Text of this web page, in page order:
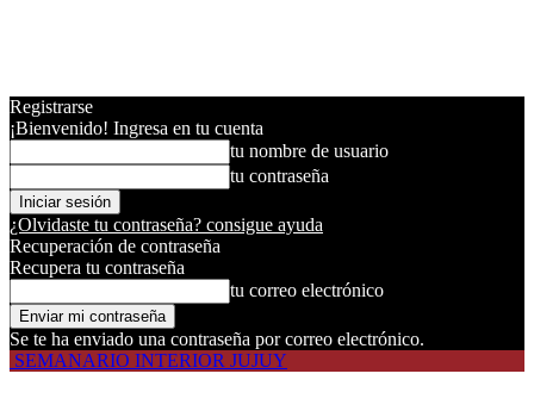
Registrarse
¡Bienvenido! Ingresa en tu cuenta
tu nombre de usuario
tu contraseña
¿Olvidaste tu contraseña? consigue ayuda
Recuperación de contraseña
Recupera tu contraseña
tu correo electrónico
Se te ha enviado una contraseña por correo electrónico.
SEMANARIO INTERIOR JUJUY